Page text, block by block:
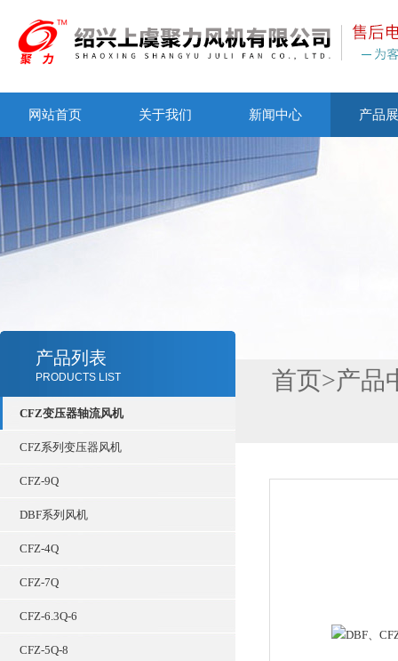
网站首页 关于我们 新闻中心 产品
产品列表
PRODUCTS LIST
CFZ变压器轴流风机
CFZ系列变压器风机
CFZ-9Q
DBF系列风机
CFZ-4Q
CFZ-7Q
CFZ-6.3Q-6
CFZ-5Q-8
首页>产品